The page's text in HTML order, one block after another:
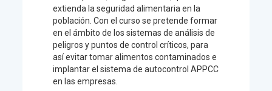
extienda la seguridad alimentaria en la
población. Con el curso se pretende formar
en el ámbito de los sistemas de análisis de
peligros y puntos de control críticos, para
así evitar tomar alimentos contaminados e
implantar el sistema de autocontrol APPCC
en las empresas.